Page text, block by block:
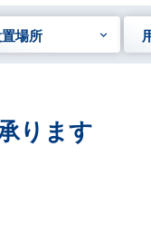
場所
ります